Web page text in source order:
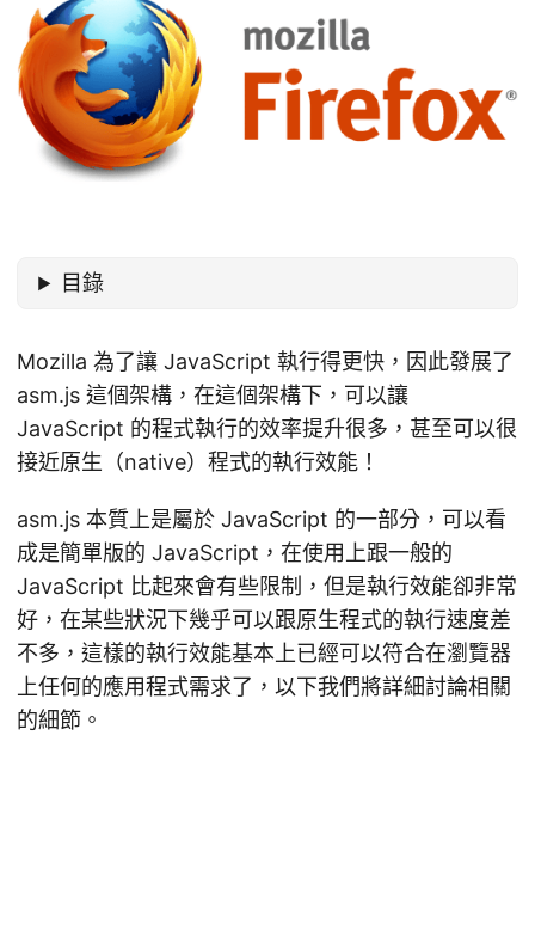
目錄
Mozilla 為了讓 JavaScript 執行得更快，因此發展了
asm.js 這個架構，在這個架構下，可以讓
JavaScript 的程式執行的效率提升很多，甚至可以很
接近原生（native）程式的執行效能！
asm.js 本質上是屬於 JavaScript 的一部分，可以看
成是簡單版的 JavaScript，在使用上跟一般的
JavaScript 比起來會有些限制，但是執行效能卻非常
好，在某些狀況下幾乎可以跟原生程式的執行速度差
不多，這樣的執行效能基本上已經可以符合在瀏覽器
上任何的應用程式需求了，以下我們將詳細討論相關
的細節。